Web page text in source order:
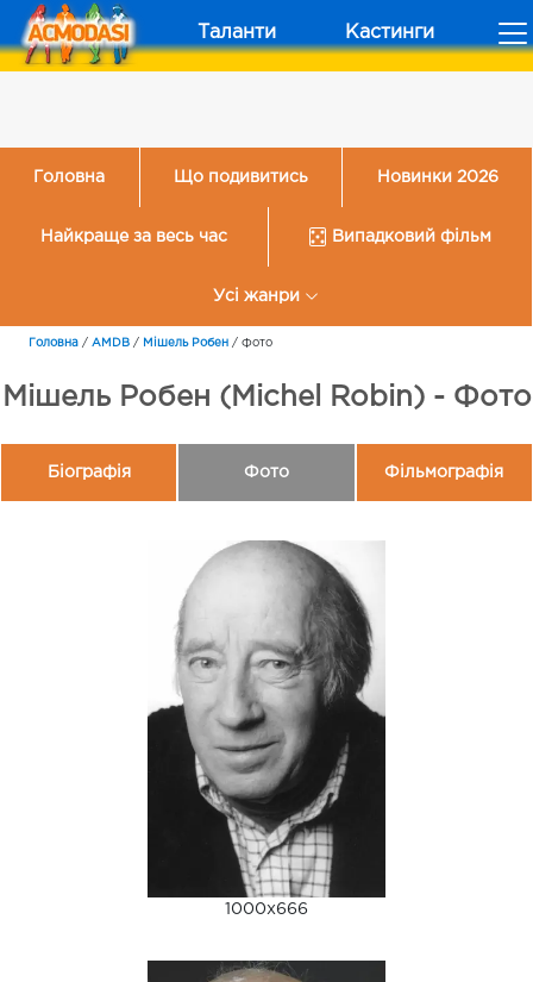
Таланти Кастинги
Головна Що подивитись Новинки 2026
Найкраще за весь час Випадковий фільм
Усі жанри
Головна / AMDB / Мішель Робен / Фото
Мішель Робен (Michel Robin) - Фото
Біографія Фото Фільмографія
1000x666